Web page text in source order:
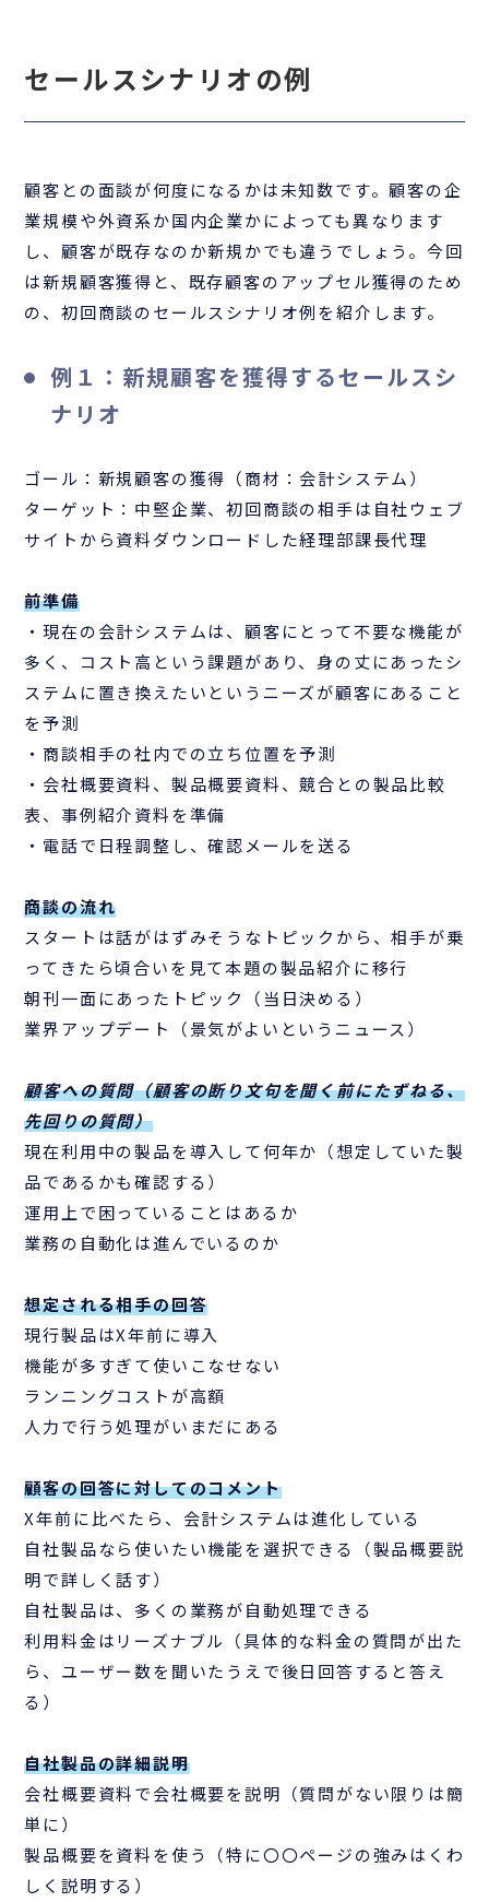
セールスシナリオの例
顧客との面談が何度になるかは未知数です。顧客の企
業規模や外資系か国内企業かによっても異なります
し、顧客が既存なのか新規かでも違うでしょう。今回
は新規顧客獲得と、既存顧客のアップセル獲得のため
の、初回商談のセールスシナリオ例を紹介します。
例１：新規顧客を獲得するセールスシ
ナリオ
ゴール：新規顧客の獲得（商材：会計システム）
ターゲット：中堅企業、初回商談の相手は自社ウェブ
サイトから資料ダウンロードした経理部課長代理
前準備
・現在の会計システムは、顧客にとって不要な機能が
多く、コスト高という課題があり、身の丈にあったシ
ステムに置き換えたいというニーズが顧客にあること
を予測
・商談相手の社内での立ち位置を予測
・会社概要資料、製品概要資料、競合との製品比較
表、事例紹介資料を準備
・電話で日程調整し、確認メールを送る
商談の流れ
スタートは話がはずみそうなトピックから、相手が乗
ってきたら頃合いを見て本題の製品紹介に移行
朝刊一面にあったトピック（当日決める）
業界アップデート（景気がよいというニュース）
顧客への質問（顧客の断り文句を聞く前にたずねる、
先回りの質問）
現在利用中の製品を導入して何年か（想定していた製
品であるかも確認する）
運用上で困っていることはあるか
業務の自動化は進んでいるのか
想定される相手の回答
現行製品はX年前に導入
機能が多すぎて使いこなせない
ランニングコストが高額
人力で行う処理がいまだにある
顧客の回答に対してのコメント
X年前に比べたら、会計システムは進化している
自社製品なら使いたい機能を選択できる（製品概要説
明で詳しく話す）
自社製品は、多くの業務が自動処理できる
利用料金はリーズナブル（具体的な料金の質問が出た
ら、ユーザー数を聞いたうえで後日回答すると答え
る）
自社製品の詳細説明
会社概要資料で会社概要を説明（質問がない限りは簡
単に）
製品概要を資料を使う（特に〇〇ページの強みはくわ
しく説明する）